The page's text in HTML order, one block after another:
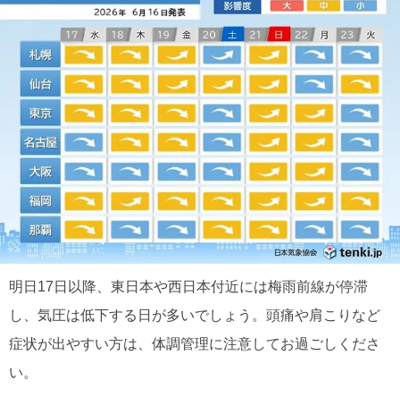
明日17日以降、東日本や西日本付近には梅雨前線が停滞
し、気圧は低下する日が多いでしょう。頭痛や肩こりなど
症状が出やすい方は、体調管理に注意してお過ごしくださ
い。